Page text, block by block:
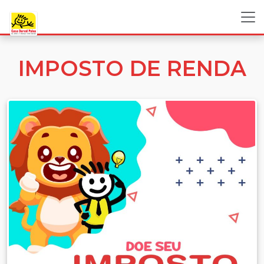
IMPOSTO DE RENDA